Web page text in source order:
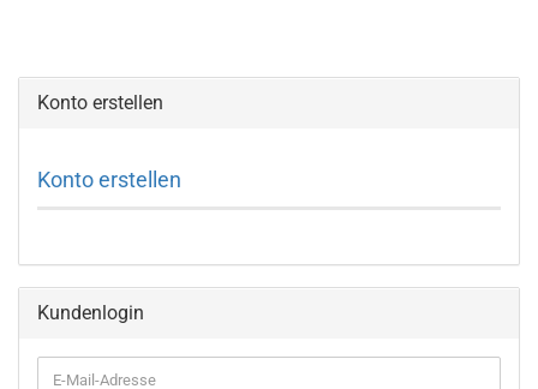
Konto erstellen
Konto erstellen
Kundenlogin
E-